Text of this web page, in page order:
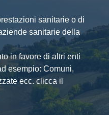
sanitarie o di
sanitarie della
in favore di altri enti
esempio: Comuni,
ecc. clicca il